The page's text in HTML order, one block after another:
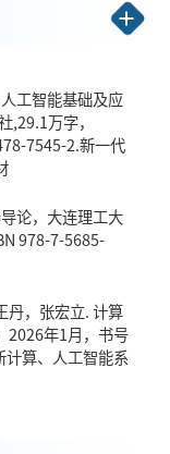
编10余部，主编出
国家级教改项目6
出贡献者称号。爱
度谦和，认真负
南大学学生评价排
项目，科技部高端
；在《电子学报》
、IEEE TII、
IEEE
/会议上发表高水平
化学会科技进步奖
工智能基础及应
,29.1万字，
7545-2.新一代
论，大连理工大
978-7-5685-
丹，张宏立. 计算
2026年1月，书号
计算、人工智能系